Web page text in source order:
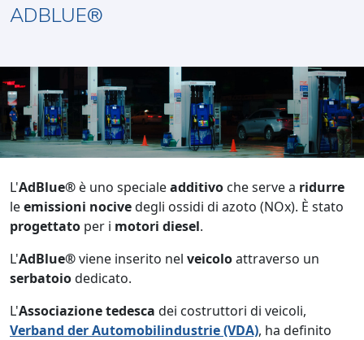
ADBLUE®
L'AdBlue® è uno specialeadditivo che serve a ridurre
leemissioni nocivedegli ossidi di azoto (NOx). È stato
progettato per i motori diesel.
L'AdBlue®viene inserito nel veicoloattraverso un
serbatoiodedicato.
L'Associazionetedesca dei costruttori di veicoli,
Verband der Automobilindustrie (VDA), ha definito